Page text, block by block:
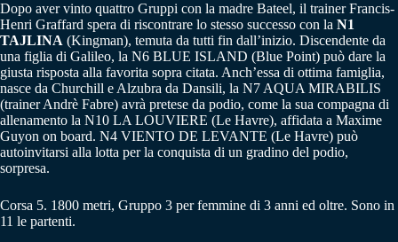
Dopo aver vinto quattro Gruppi con la madre Bateel, il trainer Francis-
Henri Graffard spera di riscontrare lo stesso successo con la N1
TAJLINA (Kingman), temuta da tutti fin dall’inizio. Discendente da
una figlia di Galileo, la N6 BLUE ISLAND (Blue Point) può dare la
giusta risposta alla favorita sopra citata. Anch’essa di ottima famiglia,
nasce da Churchill e Alzubra da Dansili, la N7 AQUA MIRABILIS
(trainer Andrè Fabre) avrà pretese da podio, come la sua compagna di
allenamento la N10 LA LOUVIERE (Le Havre), affidata a Maxime
Guyon on board. N4 VIENTO DE LEVANTE (Le Havre) può
autoinvitarsi alla lotta per la conquista di un gradino del podio,
sorpresa.
Corsa 5. 1800 metri, Gruppo 3 per femmine di 3 anni ed oltre. Sono in
11 le partenti.